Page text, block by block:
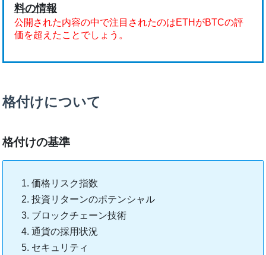
料の情報
公開された内容の中で注目されたのはETHがBTCの評
価を超えたことでしょう。
格付けについて
格付けの基準
価格リスク指数
投資リターンのポテンシャル
ブロックチェーン技術
通貨の採用状況
セキュリティ